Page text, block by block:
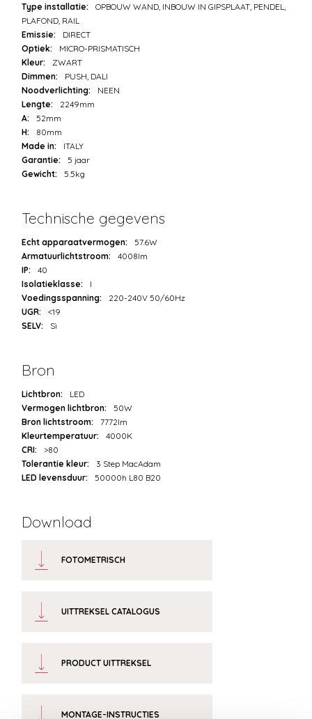
Type installatie:
OPBOUW WAND, INBOUW IN GIPSPLAAT, PENDEL,
PLAFOND, RAIL
Emissie:
DIRECT
Optiek:
MICRO-PRISMATISCH
Kleur:
ZWART
Dimmen:
PUSH, DALI
Noodverlichting:
NEEN
Lengte:
2249mm
A:
52mm
H:
80mm
Made in:
ITALY
Garantie:
5 jaar
Gewicht:
5.5kg
Technische gegevens
Echt apparaatvermogen:
57.6W
Armatuurlichtstroom:
4008lm
IP:
40
Isolatieklasse:
I
Voedingsspanning:
220-240V 50/60Hz
UGR:
<19
SELV:
Sì
Bron
Lichtbron:
LED
Vermogen lichtbron:
50W
Bron lichtstroom:
7772lm
Kleurtemperatuur:
4000K
CRI:
>80
Tolerantie kleur:
3 Step MacAdam
LED levensduur:
50000h L80 B20
Download
FOTOMETRISCH
UITTREKSEL CATALOGUS
PRODUCT UITTREKSEL
MONTAGE-INSTRUCTIES